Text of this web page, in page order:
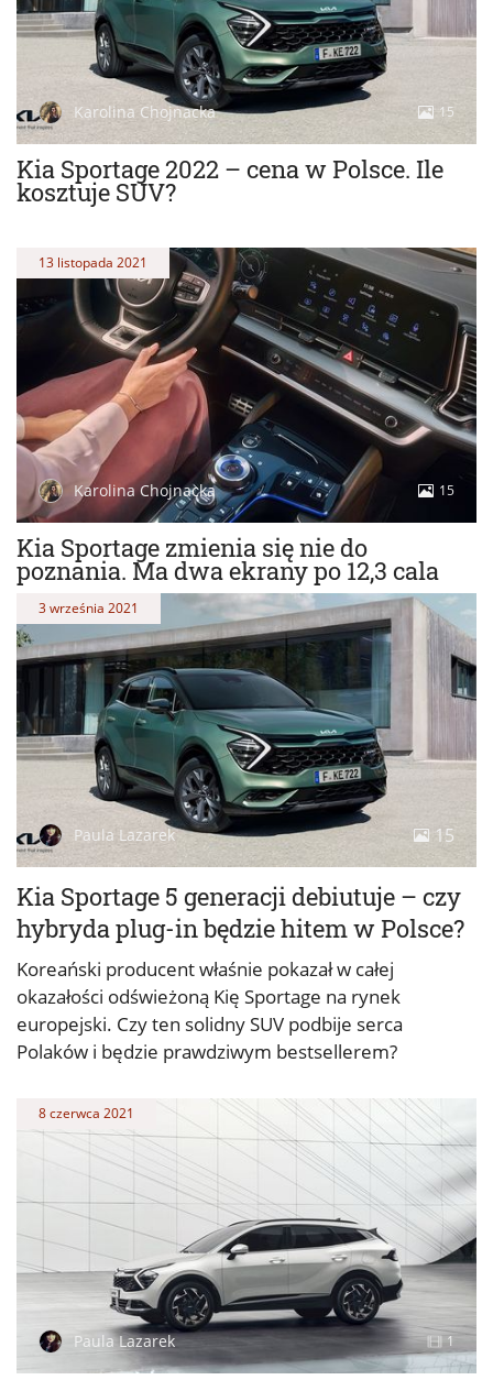
Kia Sportage 2022 – cena w Polsce. Ile
kosztuje SUV?
Karolina Chojnacka 15
Kia Sportage zmienia się nie do
poznania. Ma dwa ekrany po 12,3 cala
13 listopada 2021
Karolina Chojnacka 15
Kia Sportage 5 generacji debiutuje – czy
hybryda plug-in będzie hitem w Polsce?
3 września 2021
Paula Lazarek 15
Koreański producent właśnie pokazał w całej
okazałości odświeżoną Kię Sportage na rynek
europejski. Czy ten solidny SUV podbije serca
Polaków i będzie prawdziwym bestsellerem?
8 czerwca 2021
Paula Lazarek 1